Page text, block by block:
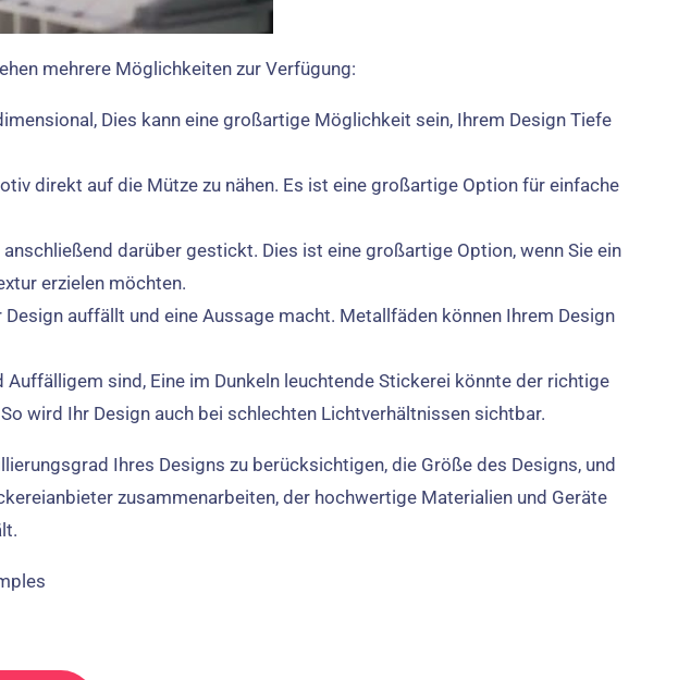
mehrere Möglichkeiten zur Verfügung:
Dies kann eine großartige Möglichkeit sein, Ihrem Design Tiefe
direkt auf die Mütze zu nähen. Es ist eine großartige Option für einfache
darüber gestickt. Dies ist eine großartige Option, wenn Sie ein
erzielen möchten.
auffällt und eine Aussage macht. Metallfäden können Ihrem Design
sind, Eine im Dunkeln leuchtende Stickerei könnte der richtige
wird Ihr Design auch bei schlechten Lichtverhältnissen sichtbar.
Ihres Designs zu berücksichtigen, die Größe des Designs, und
zusammenarbeiten, der hochwertige Materialien und Geräte